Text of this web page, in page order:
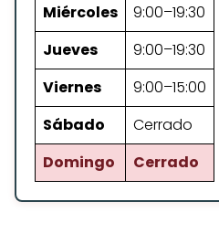
Miércoles
9:00–19:30
Jueves
9:00–19:30
Viernes
9:00–15:00
Sábado
Cerrado
Domingo
Cerrado